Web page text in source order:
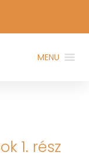
MENU
1. rész